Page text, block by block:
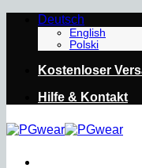
Deutsch
English
Polski
Kostenloser
Hilfe & Kontakt